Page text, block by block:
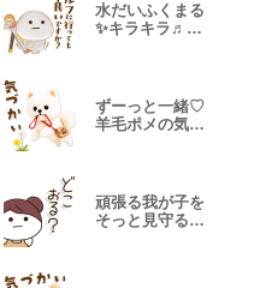
水だいふくまる
✨キラキラ♬ゴ
ずーっと一緒♡
羊毛ポメの気遣
頑張る我が子を
そっと見守る☀️